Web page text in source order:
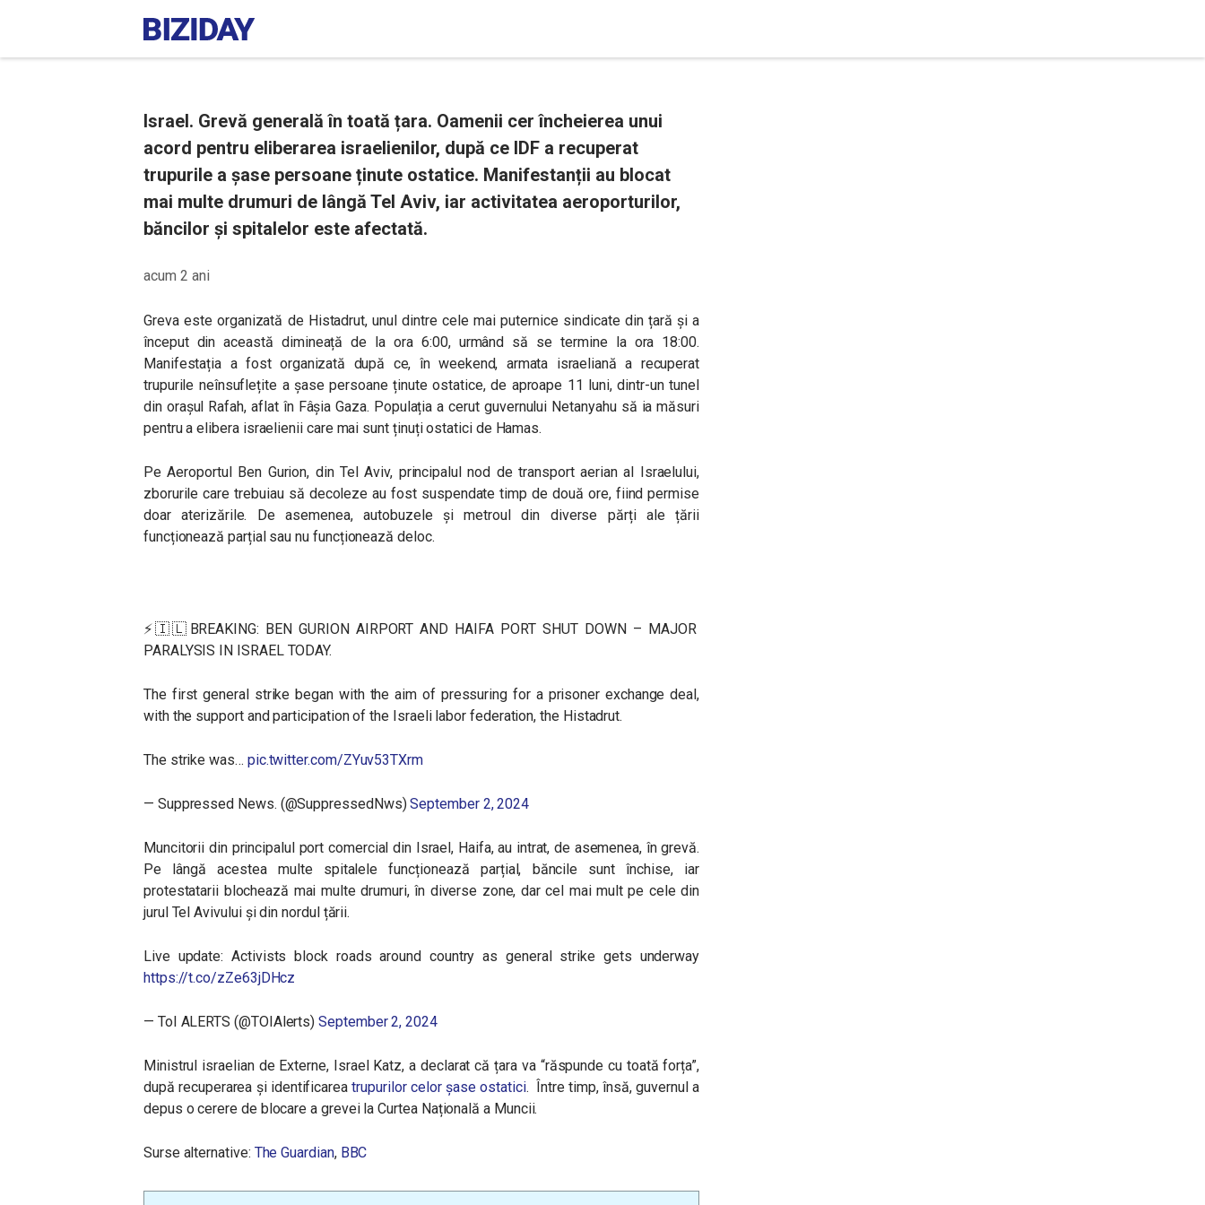
Israel. Grevă generală în toată țara. Oamenii cer încheierea unui
acord pentru eliberarea israelienilor, după ce IDF a recuperat
trupurile a șase persoane ținute ostatice. Manifestanții au blocat
mai multe drumuri de lângă Tel Aviv, iar activitatea aeroporturilor,
băncilor și spitalelor este afectată.
acum 2 ani
Greva este organizată de Histadrut, unul dintre cele mai puternice sindicate din țară și a
început din această dimineață de la ora 6:00, urmând să se termine la ora 18:00.
Manifestația a fost organizată după ce, în weekend, armata israeliană a recuperat
trupurile neînsuflețite a șase persoane ținute ostatice, de aproape 11 luni, dintr-un tunel
din orașul Rafah, aflat în Fâșia Gaza. Populația a cerut guvernului Netanyahu să ia măsuri
pentru a elibera israelienii care mai sunt ținuți ostatici de Hamas.
Pe Aeroportul Ben Gurion, din Tel Aviv, principalul nod de transport aerian al Israelului,
zborurile care trebuiau să decoleze au fost suspendate timp de două ore, fiind permise
doar aterizările. De asemenea, autobuzele și metroul din diverse părți ale țării
funcționează parțial sau nu funcționează deloc.
⚡️🇮🇱BREAKING: BEN GURION AIRPORT AND HAIFA PORT SHUT DOWN – MAJOR
PARALYSIS IN ISRAEL TODAY.
The first general strike began with the aim of pressuring for a prisoner exchange deal,
with the support and participation of the Israeli labor federation, the Histadrut.
The strike was… pic.twitter.com/ZYuv53TXrm
— Suppressed News. (@SuppressedNws)September 2, 2024
Muncitorii din principalul port comercial din Israel, Haifa, au intrat, de asemenea, în grevă.
Pe lângă acestea multe spitalele funcționează parțial, băncile sunt închise, iar
protestatarii blochează mai multe drumuri, în diverse zone, dar cel mai mult pe cele din
jurul Tel Avivului și din nordul țării.
Live update: Activists block roads around country as general strike gets underway
https://t.co/zZe63jDHcz
— ToI ALERTS (@TOIAlerts)September 2, 2024
Ministrul israelian de Externe, Israel Katz, a declarat că țara va “răspunde cu toată forța”,
după recuperarea și identificareatrupurilor celor șase ostatici. Între timp, însă, guvernul a
depus o cerere de blocare a grevei la Curtea Națională a Muncii.
Surse alternative: The Guardian, BBC